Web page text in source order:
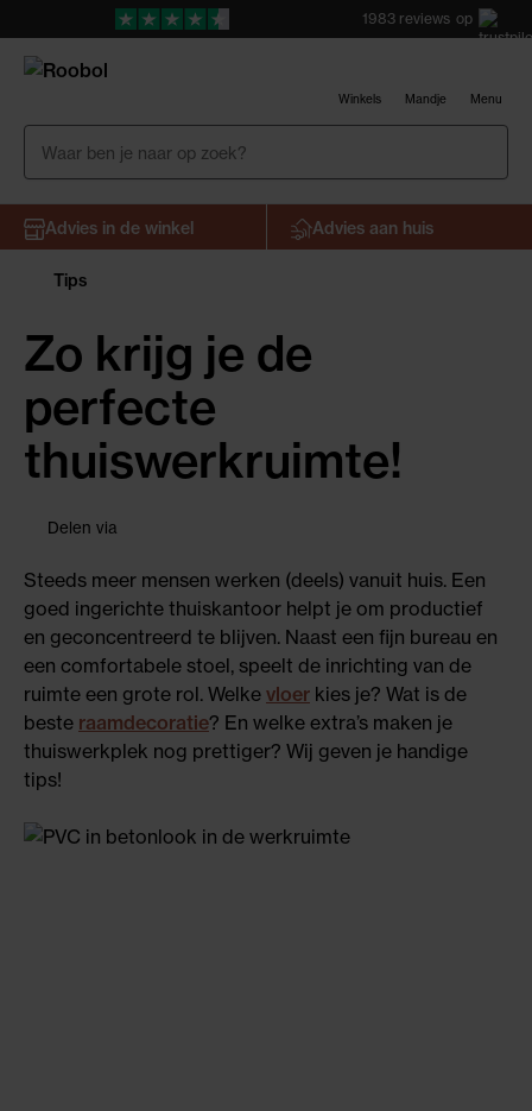
1983 reviews op
Winkels Mandje Menu
Advies in de winkel Advies aan huis
Tips
Zo krijg je de
perfecte
thuiswerkruimte!
Delen via
Steeds meer mensen werken (deels) vanuit huis. Een
goed ingerichte thuiskantoor helpt je om productief
en geconcentreerd te blijven. Naast een fijn bureau en
een comfortabele stoel, speelt de inrichting van de
ruimte een grote rol. Welke vloer kies je? Wat is de
beste raamdecoratie? En welke extra’s maken je
thuiswerkplek nog prettiger? Wij geven je handige
tips!